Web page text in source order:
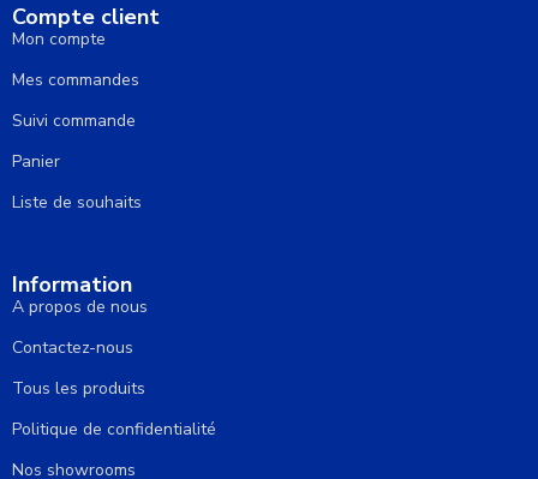
Compte client
Mon compte
Mes commandes
Suivi commande
Panier
Liste de souhaits
Information
A propos de nous
Contactez-nous
Tous les produits
Politique de confidentialité
Nos showrooms